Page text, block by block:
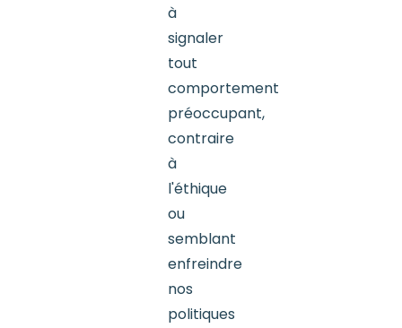
à
signaler
tout
comportement
préoccupant,
contraire
à
l'éthique
ou
semblant
enfreindre
nos
politiques